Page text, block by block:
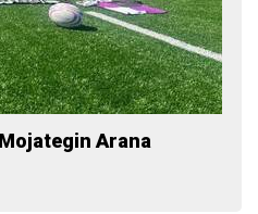
Arana